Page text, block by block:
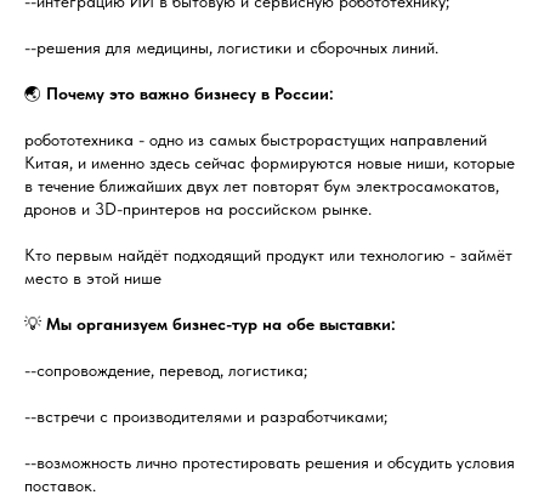
--решения для медицины, логистики и сборочных линий.
🌏 Почему это важно бизнесу в России:
робототехника - одно из самых быстрорастущих направлений
Китая, и именно здесь сейчас формируются новые ниши, которые
в течение ближайших двух лет повторят бум электросамокатов,
дронов и 3D-принтеров на российском рынке.
Кто первым найдёт подходящий продукт или технологию - займёт
место в этой нише
💡 Мы организуем бизнес-тур на обе выставки:
--сопровождение, перевод, логистика;
--встречи с производителями и разработчиками;
--возможность лично протестировать решения и обсудить условия
поставок.